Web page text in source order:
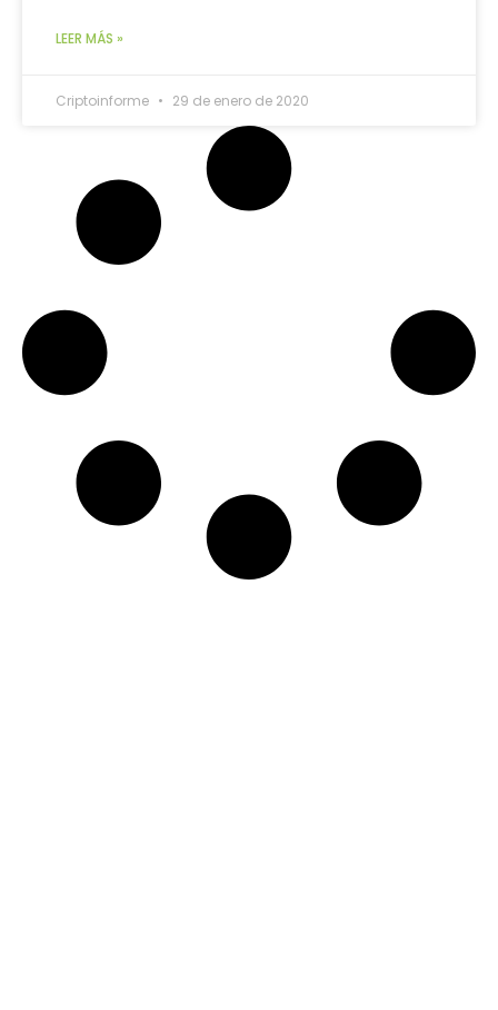
LEER MÁS »
Criptoinforme 29 de enero de 2020